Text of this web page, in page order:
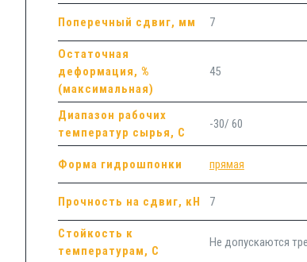
Поперечный сдвиг, мм 7
Остаточная
деформация, %
(максимальная)
45
Диапазон рабочих
температур сырья, С
-30/ 60
Форма гидрошпонки прямая
Прочность на сдвиг, кН 7
Стойкость к
температурам, С
Не допускаются